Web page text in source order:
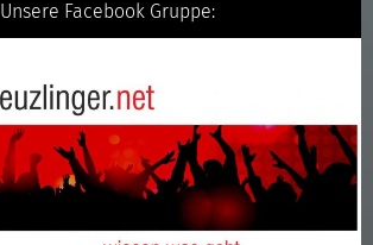
Unsere Facebook Gruppe: